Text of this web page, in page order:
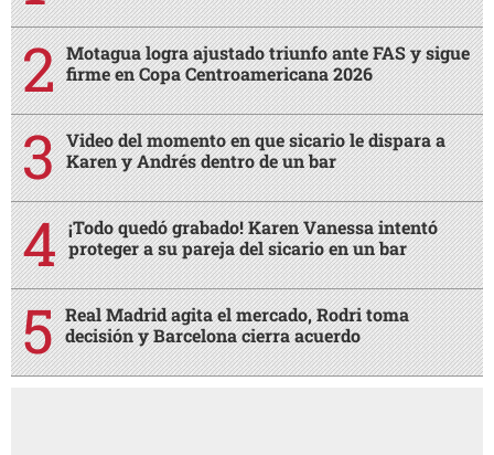
Motagua logra ajustado triunfo ante FAS y sigue
firme en Copa Centroamericana 2026
Video del momento en que sicario le dispara a
Karen y Andrés dentro de un bar
¡Todo quedó grabado! Karen Vanessa intentó
proteger a su pareja del sicario en un bar
Real Madrid agita el mercado, Rodri toma
decisión y Barcelona cierra acuerdo